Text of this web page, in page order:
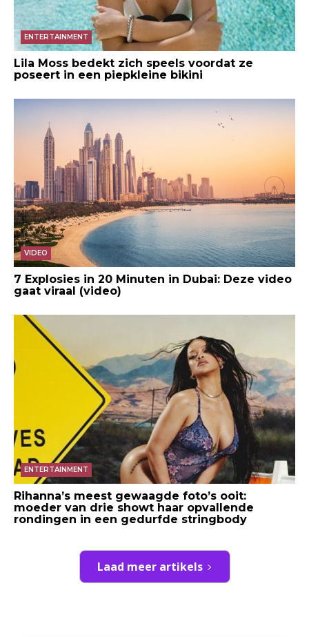
ENTERTAINMENT
Lila Moss bedekt zich speels voordat ze
poseert in een piepkleine bikini
VIDEO
7 Explosies in 20 Minuten in Dubai: Deze video
gaat viraal (video)
ENTERTAINMENT
Rihanna’s meest gewaagde foto’s ooit:
moeder van drie showt haar opvallende
rondingen in een gedurfde stringbody
Laad meer artikels